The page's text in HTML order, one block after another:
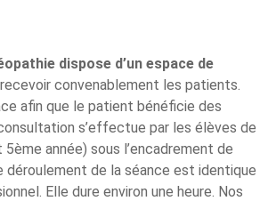
dispose d’un espace de
convenablement les patients.
afin que le patient bénéficie des
s’effectue par les élèves de
année) sous l’encadrement de
déroulement de la séance est identique
Elle dure environ une heure. Nos